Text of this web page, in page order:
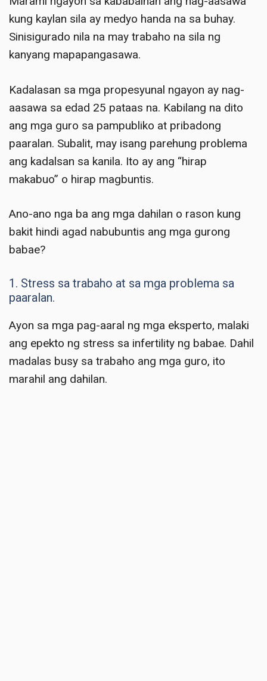
kung kaylan sila ay medyo handa na sa buhay.
Sinisigurado nila na may trabaho na sila ng
kanyang mapapangasawa.
Kadalasan sa mga propesyunal ngayon ay nag-
aasawa sa edad 25 pataas na. Kabilang na dito
ang mga guro sa pampubliko at pribadong
paaralan. Subalit, may isang parehung problema
ang kadalsan sa kanila. Ito ay ang “hirap
makabuo” o hirap magbuntis.
Ano-ano nga ba ang mga dahilan o rason kung
bakit hindi agad nabubuntis ang mga gurong
babae?
1. Stress sa trabaho at sa mga problema sa
paaralan.
Ayon sa mga pag-aaral ng mga eksperto, malaki
ang epekto ng stress sa infertility ng babae. Dahil
madalas busy sa trabaho ang mga guro, ito
marahil ang dahilan.